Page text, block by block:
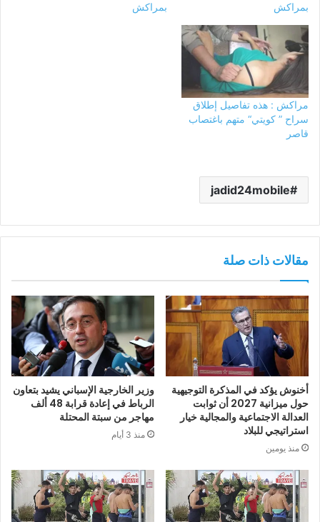
بمراكش
بمراكش
مراكش : هذه تفاصيل إطلاق
سراح ” كويتي“ متهم باغتصاب
قاصر
jadid24mobile
مقالات ذات صلة
أخنوش يؤكد في المذكرة التوجيهية
حول ميزانية 2027 أن ثوابت
العدالة الاجتماعية والمجالية خيار
استراتيجي للبلاد
منذ يومين
وزير الخارجية الإسباني يشيد بتعاون
الرباط في إعادة قرابة 48 ألف
مهاجر من سبتة المحتلة
منذ 3 أيام